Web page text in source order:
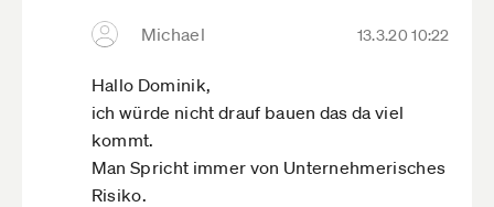
Michael 13.3.20 10:22
Hallo Dominik,
ich würde nicht drauf bauen das da viel
kommt.
Man Spricht immer von Unternehmerisches
Risiko.